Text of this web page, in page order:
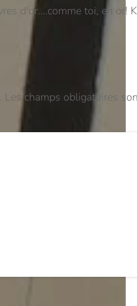
d'or….comme toi, en or!
Les champs obligatoires